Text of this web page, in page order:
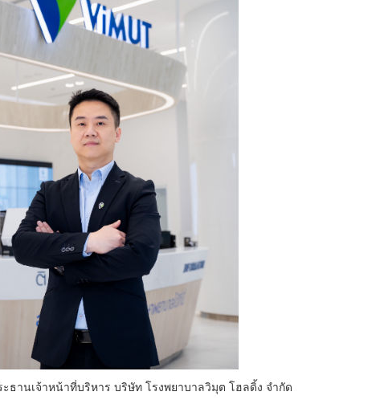
านเจ้าหน้าที่บริหาร บริษัท โรงพยาบาลวิมุต โฮลดิ้ง จำกัด